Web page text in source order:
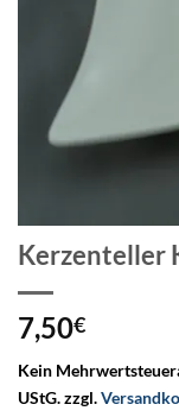
Kerzenteller
7,50€
Kein
UStG.zzgl.